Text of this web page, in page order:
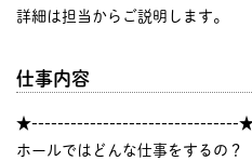
詳細は担当からご説明します。
仕事内容
★--------------------------------
ホールではどんな仕事をするの？